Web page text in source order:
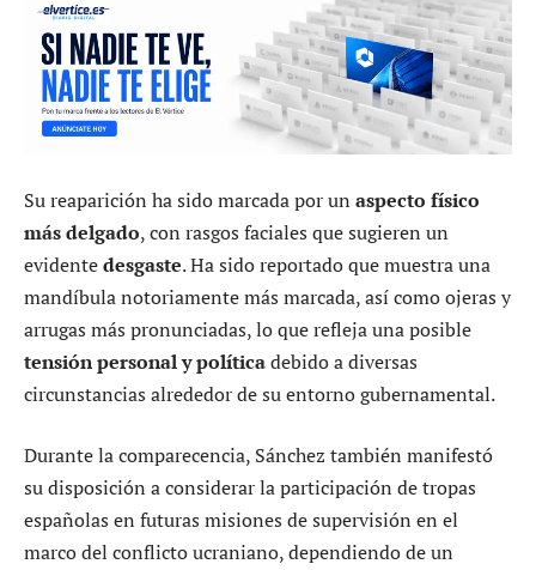
Su reaparición ha sido marcada por un aspecto físico
más delgado, con rasgos faciales que sugieren un
evidentedesgaste. Ha sido reportado que muestra una
mandíbula notoriamente más marcada, así como ojeras y
arrugas más pronunciadas, lo que refleja una posible
tensión personal y políticadebido a diversas
circunstancias alrededor de su entorno gubernamental.
Durante la comparecencia, Sánchez también manifestó
su disposición a considerar la participación de tropas
españolas en futuras misiones de supervisión en el
marco del conflicto ucraniano, dependiendo de un